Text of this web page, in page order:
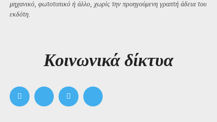
μηχανικό, φωτοτυπικό ή άλλο, χωρίς την προηγούμενη γραπτή άδεια του
εκδότη.
Kοινωνικά δίκτυα